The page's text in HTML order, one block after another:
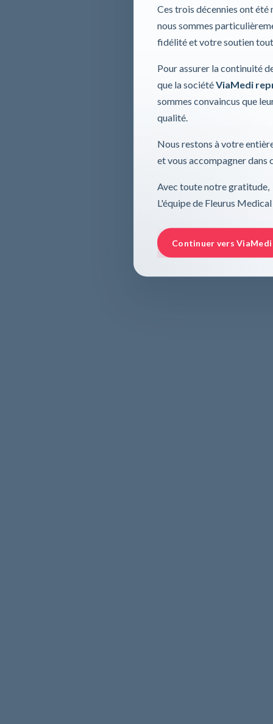
Ces trois décennies ont
nous sommes
fidélité et votre soutien
Pour assurer la continuité
que la sociétéViaMedi
sommes convaincus que
qualité.
Nous restons à votre
et vous accompagner dans
Avec toute notre gratitude,
L'équipe de Fleurus Medical
Continuer vers ViaMedi